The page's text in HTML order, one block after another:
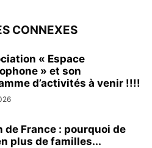
CONNEXES
« Espace
» et son
d’activités à venir !!!!
de France : pourquoi de
plus de familles...